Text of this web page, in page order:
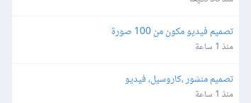
تصميم فيديو مكون من 100 صورة
منذ 1 ساعة
تصميم منشور ،كاروسيل، فيديو
منذ 1 ساعة